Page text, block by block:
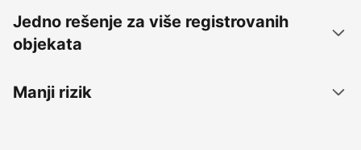
Jedno rešenje za više registrovanih
objekata
Manji rizik